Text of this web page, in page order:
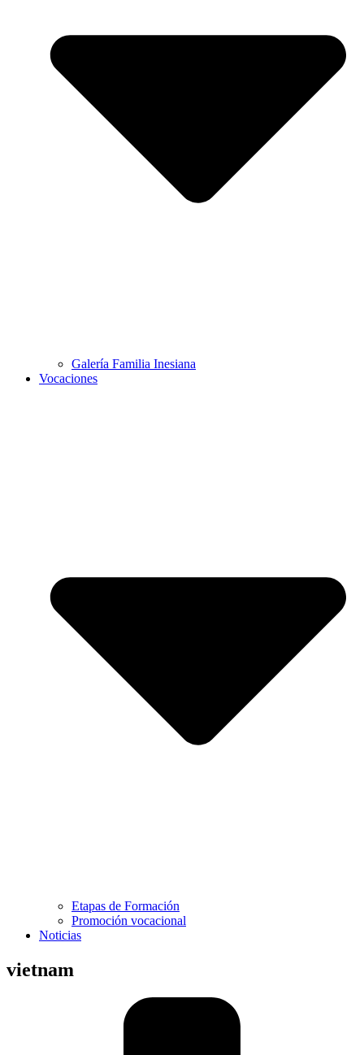
Galería Familia Inesiana
Vocaciones
Etapas de Formación
Promoción vocacional
Noticias
vietnam